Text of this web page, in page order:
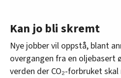
Kan jo bli skremt
Nye jobber vil oppstå, blant
overgangen fra en oljebasert
verden der CO₂-forbruket skal